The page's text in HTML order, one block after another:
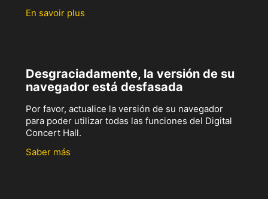
En savoir plus
Desgraciadamente, la versión de su
navegador está desfasada
Por favor, actualice la versión de su navegador
para poder utilizar todas las funciones del Digital
Concert Hall.
Saber más